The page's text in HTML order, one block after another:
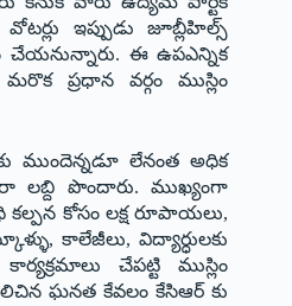
ఇప్పుడు జూబ్లీహిల్స్
చేయనున్నారు. ఈ ఉపఎన్నిక
ప్రధాన వర్గం ముస్లిం
ముందెన్నడూ లేనంత అధిక
లబ్ది పొందారు. ముఖ్యంగా
కోసం లక్ష రూపాయలు,
కాలేజీలు, విద్యార్ధులకు
చేపట్టి ముస్లిం
ఘనత కేవలం కేసిఆర్ కు